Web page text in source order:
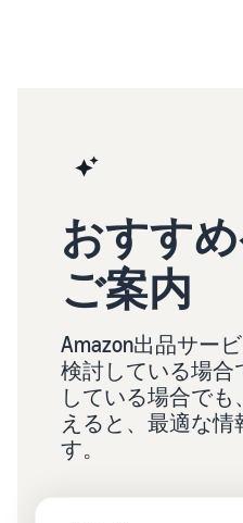
おすす
ご案内
Amazon出品サー
検討している場合
している場合で
えると、最適な情
す。